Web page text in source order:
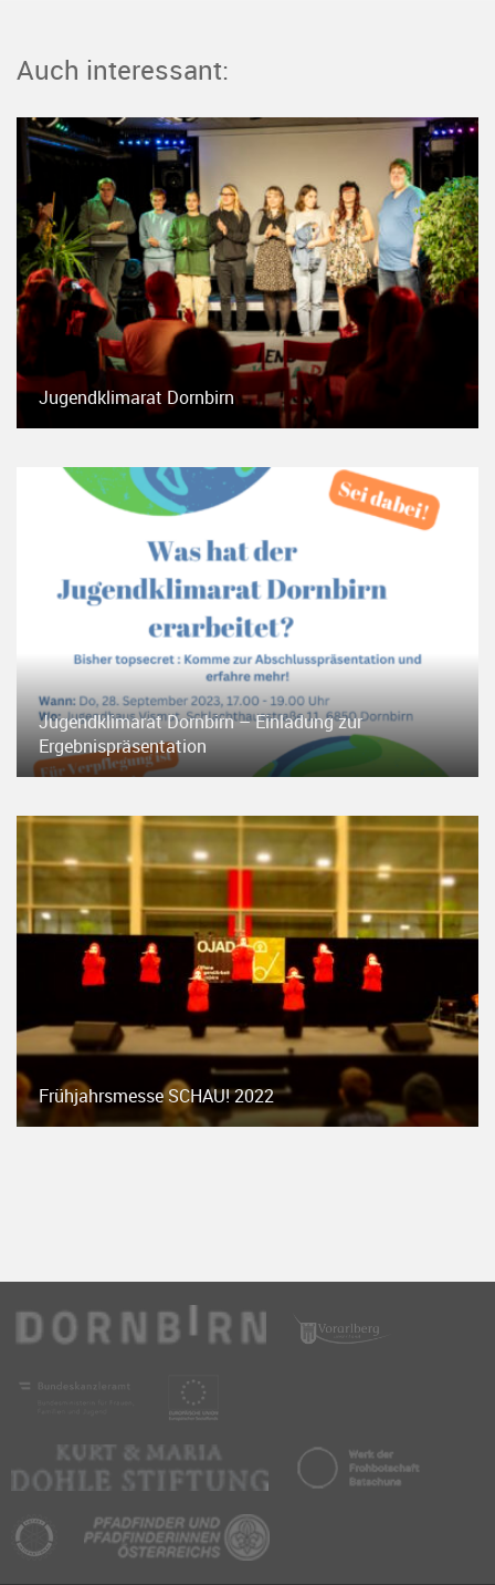
Auch interessant:
Jugendklimarat Dornbirn
Jugendklimarat Dornbirn – Einladung zur
Ergebnispräsentation
Frühjahrsmesse SCHAU! 2022